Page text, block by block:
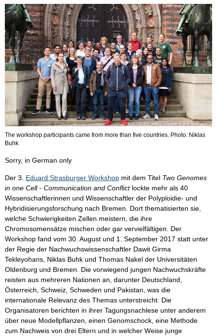
The workshop participants came from more than five countries. Photo: Niklas
Buhk
Sorry, in German only
Der 3. Eduard Strasburger Workshop mit dem Titel Two Genomes
in one Cell - Communication and Conflictlockte mehr als 40
Wissenschaftlerinnen und Wissenschaftler der Polyploidie- und
Hybridisierungsforschung nach Bremen. Dort thematisierten sie,
welche Schwierigkeiten Zellen meistern, die ihre
Chromosomensätze mischen oder gar vervielfältigen. Der
Workshop fand vom 30. August und 1. September 2017 statt unter
der Regie der Nachwuchswissenschaftler Dawit Girma
Tekleyohans, Niklas Buhk und Thomas Nakel der Universitäten
Oldenburg und Bremen. Die vorwiegend jungen Nachwuchskräfte
reisten aus mehreren Nationen an, darunter Deutschland,
Österreich, Schweiz, Schweden und Pakistan, was die
internationale Relevanz des Themas unterstreicht. Die
Organisatoren berichten in ihrer Tagungsnachlese unter anderem
über neue Modellpflanzen, einen Genomschock, eine Methode
zum Nachweis von drei Eltern und in welcher Weise junge